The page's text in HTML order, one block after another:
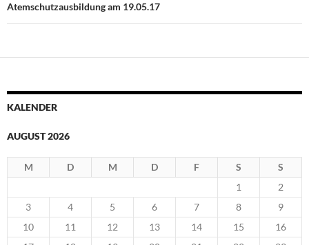
Atemschutzausbildung am 19.05.17
KALENDER
AUGUST 2026
M D M D F S S
1
2
3
4 5 6 7 8
9
10
11 12 13 14 15
16